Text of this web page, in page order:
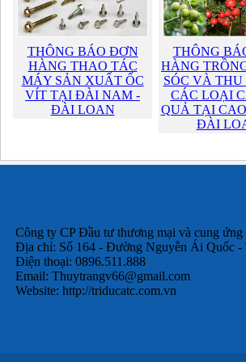
THÔNG BÁO ĐƠN
HÀNG THAO TÁC
MÁY SẢN XUẤT ỐC
VÍT TẠI ĐÀI NAM -
ĐÀI LOAN
THÔNG
HÀNG
SÓC VÀ
CÁC LOẠI
QUẢ TẠI
ĐÀI
Công ty CP Đầu tư thương mại và cung
Địa chỉ: Số 164 - Đường Nguyễn Ái Quốc
Điện thoại: 0896.511.888
Email: Thuytrangv66@gmail.com
Website: http://triducatc.com.vn